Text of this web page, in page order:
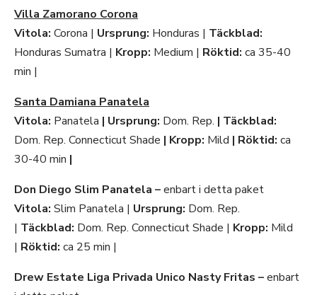
Villa Zamorano Corona
Vitola: Corona | Ursprung: Honduras | Täckblad:
Honduras Sumatra | Kropp: Medium | Röktid: ca 35-40
min |
Santa Damiana Panatela
Vitola: Panatela | Ursprung: Dom. Rep. | Täckblad:
Dom. Rep. Connecticut Shade | Kropp: Mild | Röktid: ca
30-40 min |
Don Diego Slim Panatela –enbart i detta paket
Vitola: Slim Panatela | Ursprung: Dom. Rep.
| Täckblad: Dom. Rep. Connecticut Shade | Kropp: Mild
| Röktid: ca 25 min |
Drew Estate Liga Privada Unico Nasty Fritas –enbart